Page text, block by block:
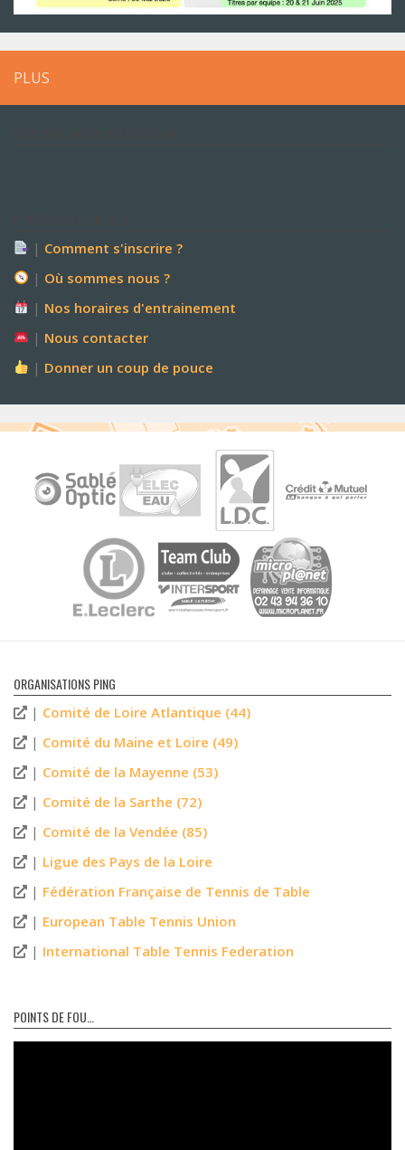
PLUS
| Comment s'inscrire ?
| Où sommes nous ?
| Nos horaires d'entrainement
| Nous contacter
| Donner un coup de pouce
ORGANISATIONS PING
| Comité de Loire Atlantique (44)
| Comité du Maine et Loire (49)
| Comité de la Mayenne (53)
| Comité de la Sarthe (72)
| Comité de la Vendée (85)
| Ligue des Pays de la Loire
| Fédération Française de Tennis de Table
| European Table Tennis Union
| International Table Tennis Federation
POINTS DE FOU…